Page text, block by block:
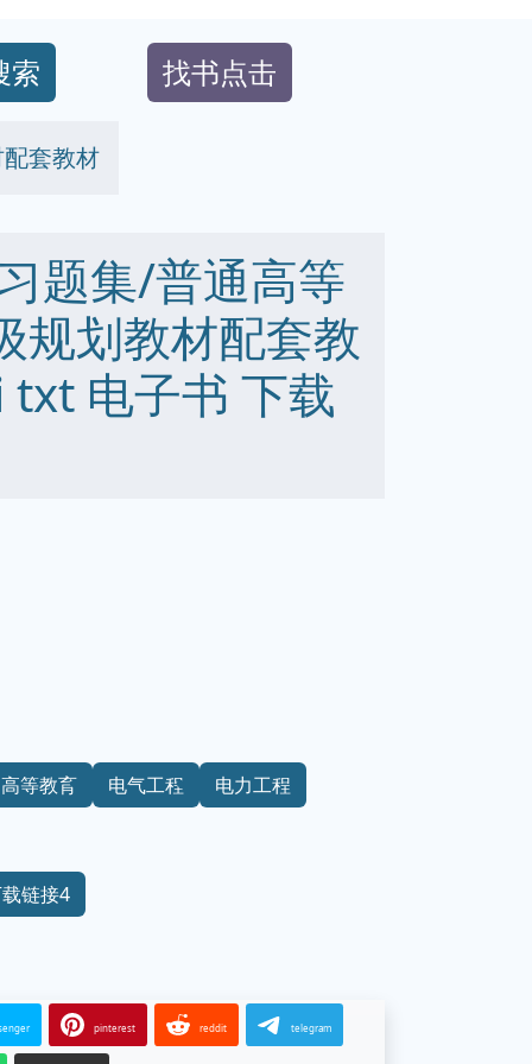
索 找书点击
套教材
题集/普通高等
规划教材配套教
电子书 下载
高等教育 电气工程 电力工程
链接4
pinterest reddit telegram